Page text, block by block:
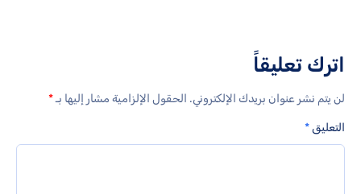
اترك تعليقاً
لن يتم نشر عنوان بريدك الإلكتروني. الحقول الإلزامية مشار إليها بـ*
التعليق*